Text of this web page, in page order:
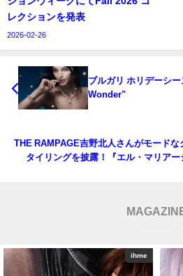
レクションを発表
2026-02-26
ブルガリ ホリデーシ
Wonder"
THE RAMPAGE吉野北人さんがモードな
タイリングを披露！『エル・マリアー
MODEL